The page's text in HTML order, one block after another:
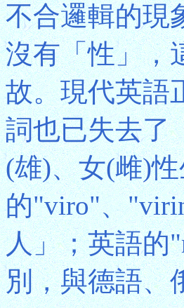
不合邏輯的現
沒有「性」，
故。現代英語
詞也已失去了
(雄)、女(雌)
的"viro"、
人」；英語的
別，與德語、